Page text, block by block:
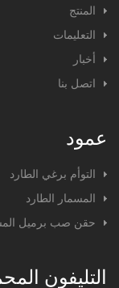
المنتج
التعليمات
أخبار
اتصل بنا
عمود
التوأم برغي الطارد
المسمار الطارد
حقن صب برميل
التليفون